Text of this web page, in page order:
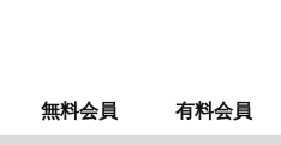
無料会員 有料会員